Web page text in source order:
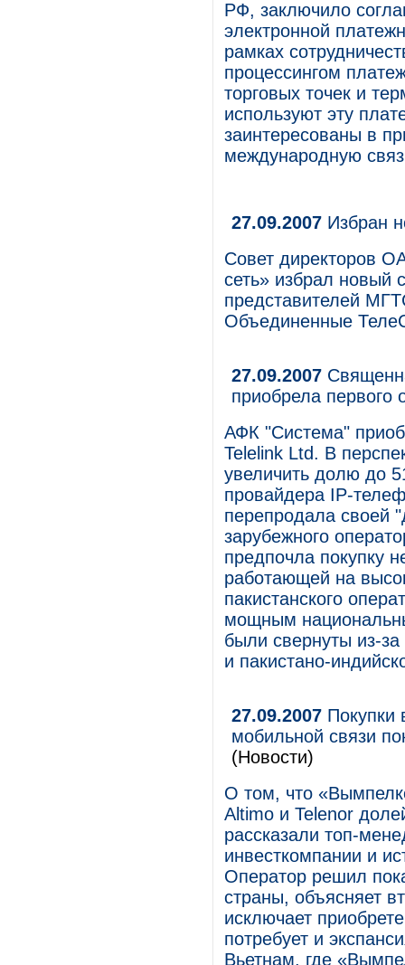
РФ, заключило
электронной
рамках
процессингом
торговых точек и
используют эту
заинтересованы в
международную
27.09.2007 Избран
Совет директоров
сеть» избрал новый
представителей
Объединенные
27.09.2007
приобрела первого
АФК "Система"
Telelink Ltd. В
увеличить долю до
провайдера IP-
перепродала своей
зарубежного
предпочла покупку
работающей на
пакистанского
мощным
были свернуты из-
и пакистано-
27.09.2007 Покупки
мобильной связи
(Новости)
О том, что
Altimo и Telenor
рассказали топ-
инвесткомпании и
Оператор решил
страны, объясняет
исключает
потребует и
Вьетнам, где